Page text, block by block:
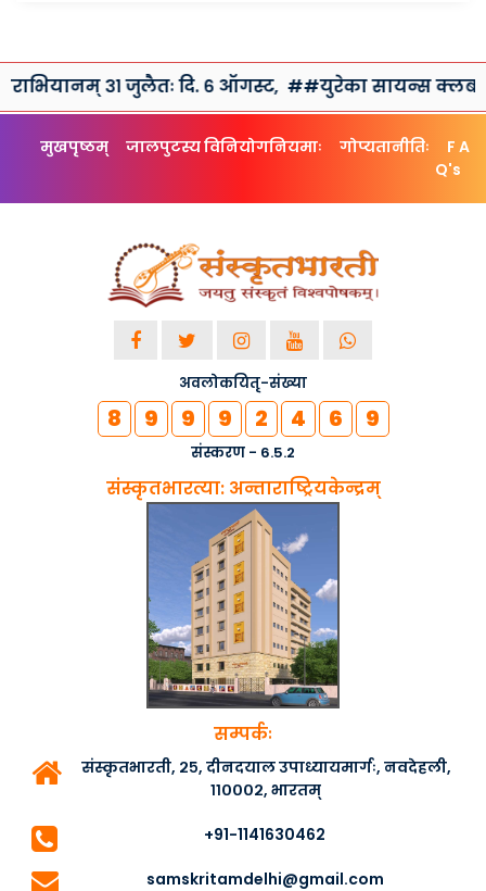
३१ जुलैतः दि. ६ ऑगस्ट, ##युरेका सायन्स क्लब तथा
मुखपृष्ठम् जालपुटस्य विनियोगनियमाः गोप्यतानीतिः
F A
Q's
अवलोकयितृ-संख्या
8 9 9 9 2 4 6 9
संस्करण - 6.5.2
संस्कृतभारत्या: अन्ताराष्ट्रियकेन्द्रम्
सम्पर्कः
संस्कृतभारती, २५, दीनदयाल उपाध्यायमार्गः, नवदेहली,
११०००२, भारतम्
+91-1141630462
samskritamdelhi@gmail.com